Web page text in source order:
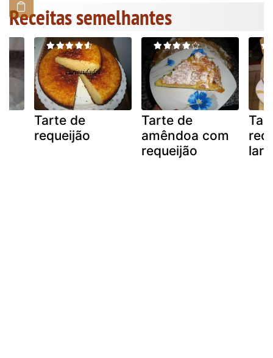
Receitas semelhantes
Tarte de
requeijão
Tarte de
amêndoa com
requeijão